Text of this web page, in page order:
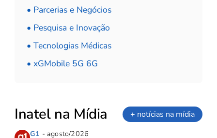
• Parcerias e Negócios
• Pesquisa e Inovação
• Tecnologias Médicas
• xGMobile 5G 6G
Inatel na Mídia + notícias na mídia
G1 - agosto/2026